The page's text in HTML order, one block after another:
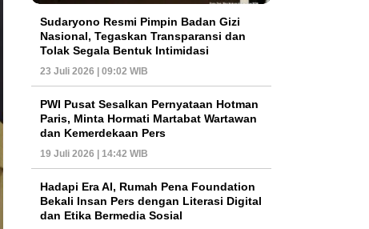
Sudaryono Resmi Pimpin Badan Gizi
Nasional, Tegaskan Transparansi dan
Tolak Segala Bentuk Intimidasi
23 Juli 2026 | 09:02 WIB
PWI Pusat Sesalkan Pernyataan Hotman
Paris, Minta Hormati Martabat Wartawan
dan Kemerdekaan Pers
19 Juli 2026 | 14:42 WIB
Hadapi Era AI, Rumah Pena Foundation
Bekali Insan Pers dengan Literasi Digital
dan Etika Bermedia Sosial